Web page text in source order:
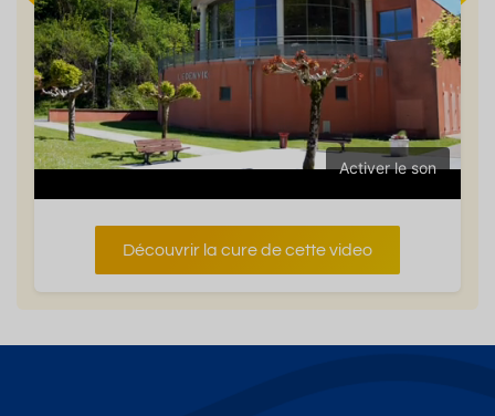
Activer le son
Découvrir la cure de cette video